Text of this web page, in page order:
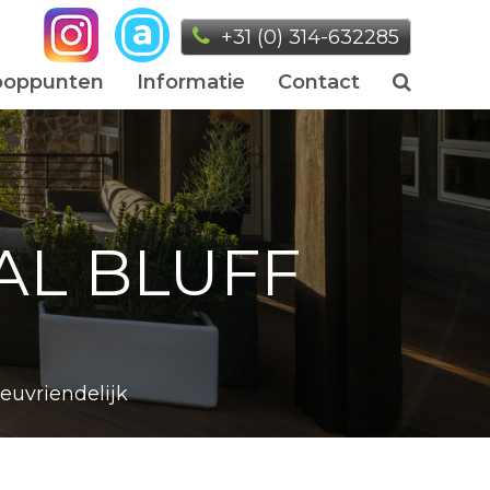
+31 (0) 314-632285
Informatie Contact
BLUFF